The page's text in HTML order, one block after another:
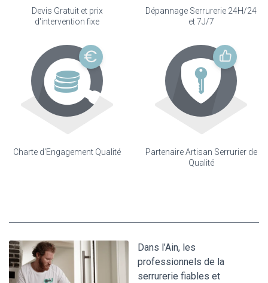
Devis Gratuit et prix
d'intervention fixe
Dépannage Serrurerie 24H/24
et 7J/7
Charte d'Engagement Qualité
Partenaire Artisan Serrurier de
Qualité
Dans l’Ain, les
professionnels de la
serrurerie fiables et